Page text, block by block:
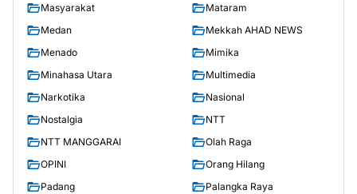
Masyarakat
Mataram
Medan
Mekkah AHAD NEWS
Menado
Mimika
Minahasa Utara
Multimedia
Narkotika
Nasional
Nostalgia
NTT
NTT MANGGARAI
Olah Raga
OPINI
Orang Hilang
Padang
Palangka Raya